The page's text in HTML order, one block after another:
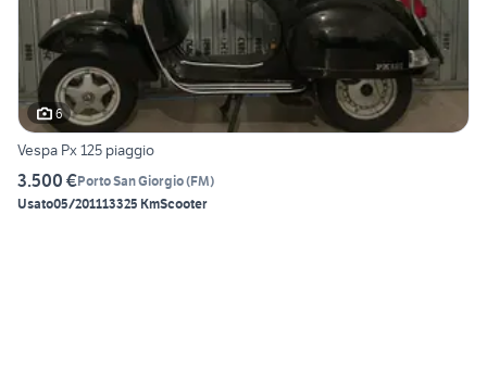
6
Vespa Px 125 piaggio
3.500 €Porto San Giorgio(FM)
Usato05/201113325 KmScooter